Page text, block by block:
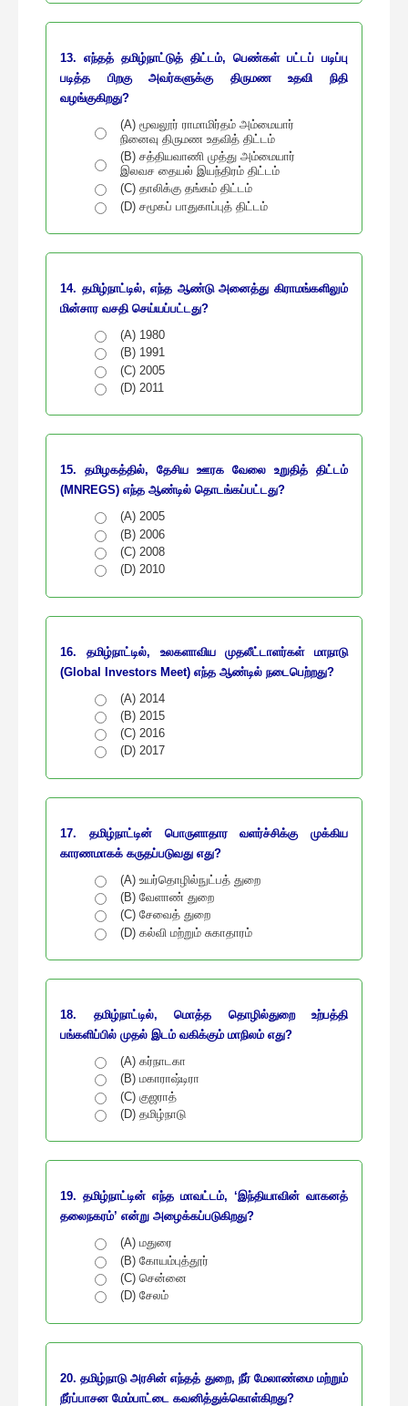
13. எந்தத் தமிழ்நாட்டுத் திட்டம், பெண்கள் பட்டப் படிப்பு
படித்த பிறகு அவர்களுக்கு திருமண உதவி நிதி
வழங்குகிறது?
(A) மூவலூர் ராமாமிர்தம் அம்மையார்
நினைவு திருமண உதவித் திட்டம்
(B) சத்தியவாணி முத்து அம்மையார்
இலவச தையல் இயந்திரம் திட்டம்
(C) தாலிக்கு தங்கம் திட்டம்
(D) சமூகப் பாதுகாப்புத் திட்டம்
14. தமிழ்நாட்டில், எந்த ஆண்டு அனைத்து கிராமங்களிலும்
மின்சார வசதி செய்யப்பட்டது?
(A) 1980
(B) 1991
(C) 2005
(D) 2011
15. தமிழகத்தில், தேசிய ஊரக வேலை உறுதித் திட்டம்
(MNREGS) எந்த ஆண்டில் தொடங்கப்பட்டது?
(A) 2005
(B) 2006
(C) 2008
(D) 2010
16. தமிழ்நாட்டில், உலகளாவிய முதலீட்டாளர்கள் மாநாடு
(Global Investors Meet) எந்த ஆண்டில் நடைபெற்றது?
(A) 2014
(B) 2015
(C) 2016
(D) 2017
17. தமிழ்நாட்டின் பொருளாதார வளர்ச்சிக்கு முக்கிய
காரணமாகக் கருதப்படுவது எது?
(A) உயர்தொழில்நுட்பத் துறை
(B) வேளாண் துறை
(C) சேவைத் துறை
(D) கல்வி மற்றும் சுகாதாரம்
18. தமிழ்நாட்டில், மொத்த தொழில்துறை உற்பத்தி
பங்களிப்பில் முதல் இடம் வகிக்கும் மாநிலம் எது?
(A) கர்நாடகா
(B) மகாராஷ்டிரா
(C) குஜராத்
(D) தமிழ்நாடு
19. தமிழ்நாட்டின் எந்த மாவட்டம், ‘இந்தியாவின் வாகனத்
தலைநகரம்’ என்று அழைக்கப்படுகிறது?
(A) மதுரை
(B) கோயம்புத்தூர்
(C) சென்னை
(D) சேலம்
20. தமிழ்நாடு அரசின் எந்தத் துறை, நீர் மேலாண்மை மற்றும்
நீர்ப்பாசன மேம்பாட்டை கவனித்துக்கொள்கிறது?